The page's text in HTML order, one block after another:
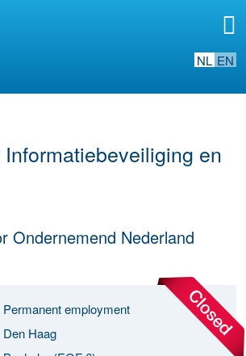
NL EN
en
Ondernemend Nederland
Permanent employment
Den Haag